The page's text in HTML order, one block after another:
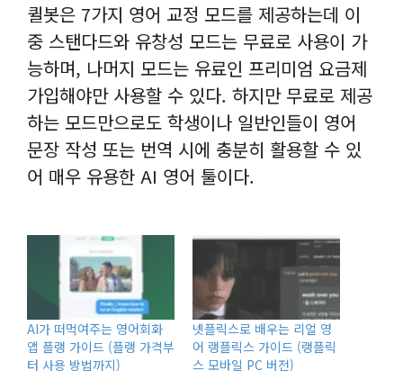
퀼봇은 7가지 영어 교정 모드를 제공하는데 이
중 스탠다드와 유창성 모드는 무료로 사용이 가
능하며, 나머지 모드는 유료인 프리미엄 요금제
가입해야만 사용할 수 있다. 하지만 무료로 제공
하는 모드만으로도 학생이나 일반인들이 영어
문장 작성 또는 번역 시에 충분히 활용할 수 있
어 매우 유용한 AI 영어 툴이다.
AI가 떠먹여주는 영어회화
앱 플랭 가이드 (플랭 가격부
터 사용 방법까지)
넷플릭스로 배우는 리얼 영
어 랭플릭스 가이드 (랭플릭
스 모바일 PC 버전)